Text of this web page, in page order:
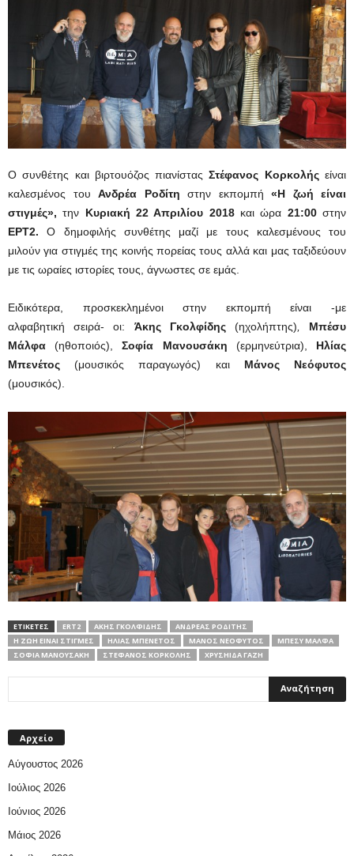
Ο συνθέτης και βιρτουόζος πιανίστας Στέφανος Κορκολήςείναι
καλεσμένος του Ανδρέα Ροδίτη στην εκπομπή «Η ζωή είναι
στιγμές», την Κυριακή 22 Απριλίου 2018και ώρα 21:00στην
ΕΡΤ2.Ο δημοφιλής συνθέτης
μαζί με τους καλεσμένους του
μιλούν για στιγμές της κοινής πορείας τους αλλά και μας ταξιδεύουν
με τις ωραίες ιστορίες τους, άγνωστες σε εμάς.
Ειδικότερα, προσκεκλημένοι στην εκπομπή είναι -με
αλφαβητική σειρά- οι: Άκης Γκολφίδης (ηχολήπτης)
Μπέσυ
Μάλφα(ηθοποιός), Σοφία Μανουσάκη (ερμηνεύτρια),
Ηλίας
Μπενέτος(μουσικός παραγωγός) και Μάνος Νεόφυτος
(μουσικός).
ΕΤΙΚΕΤΕΣ ERT2 ΆΚΗΣ ΓΚΟΛΦΊΔΗΣ
ΑΝΔΡΈΑΣ ΡΟΔΊΤΗΣ
Η ΖΩΉ ΕΊΝΑΙ ΣΤΙΓΜΈΣ
ΗΛΊΑΣ ΜΠΕΝΈΤΟΣ ΜΆΝΟΣ ΝΕΌΦΥΤΟΣ
ΜΠΈΣΥ ΜΆΛΦΑ
ΣΟΦΊΑ ΜΑΝΟΥΣΆΚΗ
ΣΤΈΦΑΝΟΣ ΚΟΡΚΟΛΉΣ ΧΡΥΣΗΊΔΑ ΓΑΖΉ
Αρχείο
Αύγουστος 2026
Ιούλιος 2026
Ιούνιος 2026
Μάιος 2026